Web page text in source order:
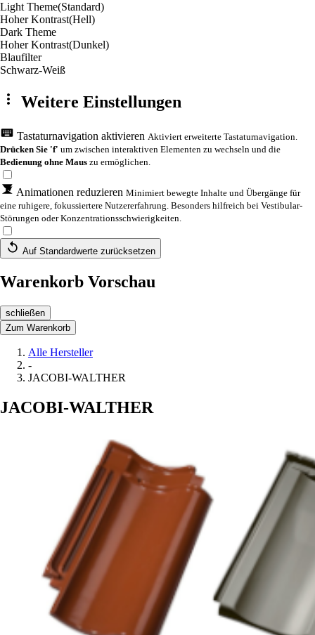
Light Theme(Standard)
Hoher Kontrast(Hell)
Dark Theme
Hoher Kontrast(Dunkel)
Blaufilter
Schwarz-Weiß
Weitere Einstellungen
Tastaturnavigation aktivieren Aktiviert erweiterte Tastaturnavigation.
Drücken Sie 'f' um zwischen interaktiven Elementen zu wechseln und die
Bedienung ohne Maus zu ermöglichen.
Animationen reduzieren Minimiert bewegte Inhalte und Übergänge für
eine ruhigere, fokussiertere Nutzererfahrung. Besonders hilfreich bei Vestibular-
Störungen oder Konzentrationsschwierigkeiten.
Auf Standardwerte zurücksetzen
Warenkorb Vorschau
schließen
Zum Warenkorb
Alle Hersteller
-
JACOBI-WALTHER
JACOBI-WALTHER